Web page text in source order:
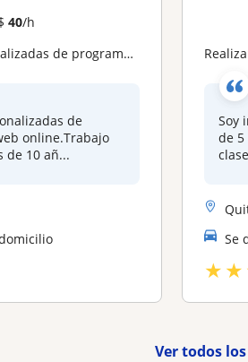
40/h
de programación web online
de
online.Trabajo
de 10 añ...
Realizamos
Soy
de 5
Se
★★
Ver todos